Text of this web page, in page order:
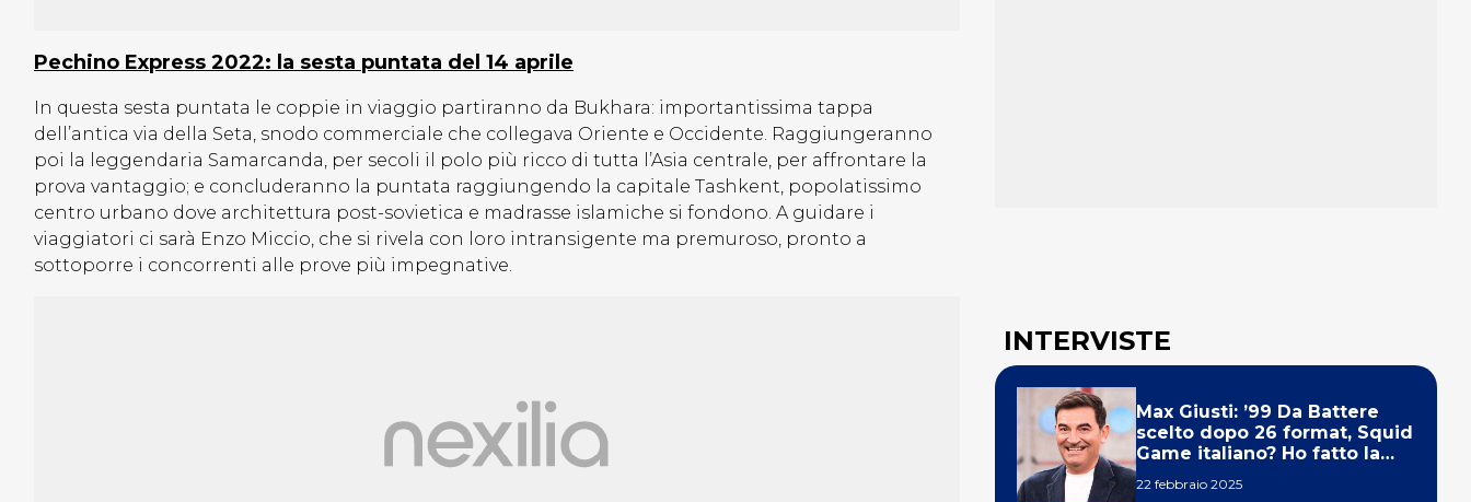
Pechino Express 2022: la sesta puntata del 14 aprile
In questa sesta puntata le coppie in viaggio partiranno da Bukhara: importantissima tappa
dell’antica via della Seta, snodo commerciale che collegava Oriente e Occidente. Raggiungeranno
poi la leggendaria Samarcanda, per secoli il polo più ricco di tutta l’Asia centrale, per affrontare la
prova vantaggio; e concluderanno la puntata raggiungendo la capitale Tashkent, popolatissimo
centro urbano dove architettura post-sovietica e madrasse islamiche si fondono. A guidare i
viaggiatori ci sarà Enzo Miccio, che si rivela con loro intransigente ma premuroso, pronto a
sottoporre i concorrenti alle prove più impegnative.
INTERVISTE
Max Giusti: ’99 Da Battere
scelto dopo 26 format, Squid
Game italiano? Ho fatto la
22 febbraio 2025